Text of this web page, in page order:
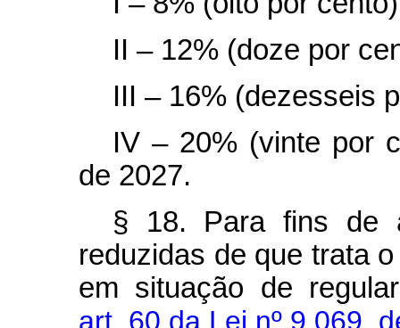
II – 12% (doze por
III – 16% (dezesseis
IV – 20% (vinte por
de 2027.
§ 18. Para fins de
reduzidas de que trata
em situação de
art. 60 da Lei nº 9.069,